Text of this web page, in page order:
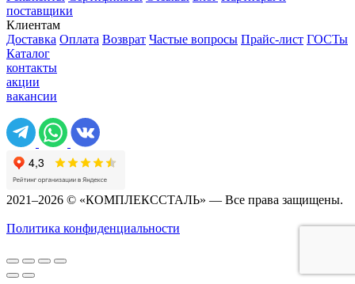
поставщики
Клиентам
Доставка Оплата Возврат Частые вопросы Прайс-лист ГОСТы
Каталог
контакты
акции
вакансии
2021–2026 © «КОМПЛЕКССТАЛЬ» — Все права защищены.
Политика конфиденциальности